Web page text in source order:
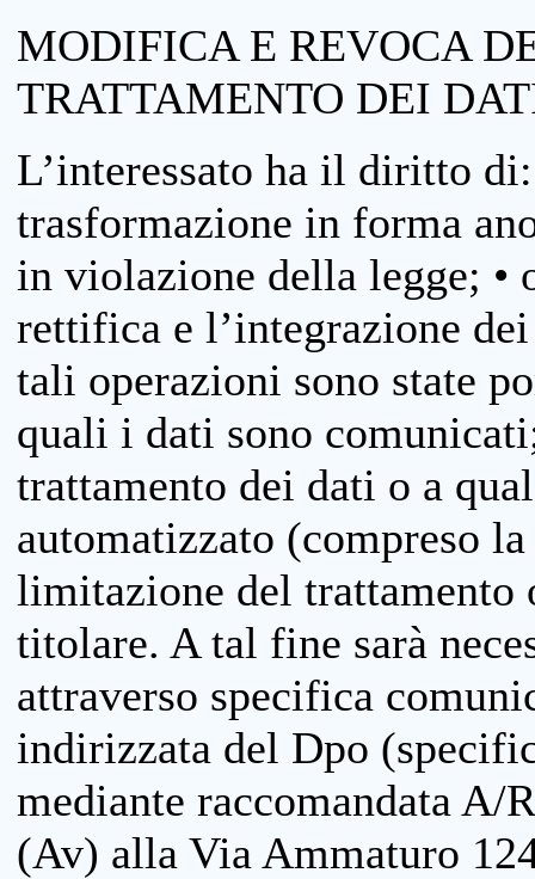
MODIFICA E REVOCA
TRATTAMENTO DEI
L’interessato ha il diritto
trasformazione in forma
in violazione della legge; •
rettifica e l’integrazione
tali operazioni sono state
quali i dati sono
trattamento dei dati o a
automatizzato (compreso
limitazione del trattamento
titolare. A tal fine sarà
attraverso specifica
indirizzata del Dpo
mediante raccomandata
(Av) alla Via Ammaturo